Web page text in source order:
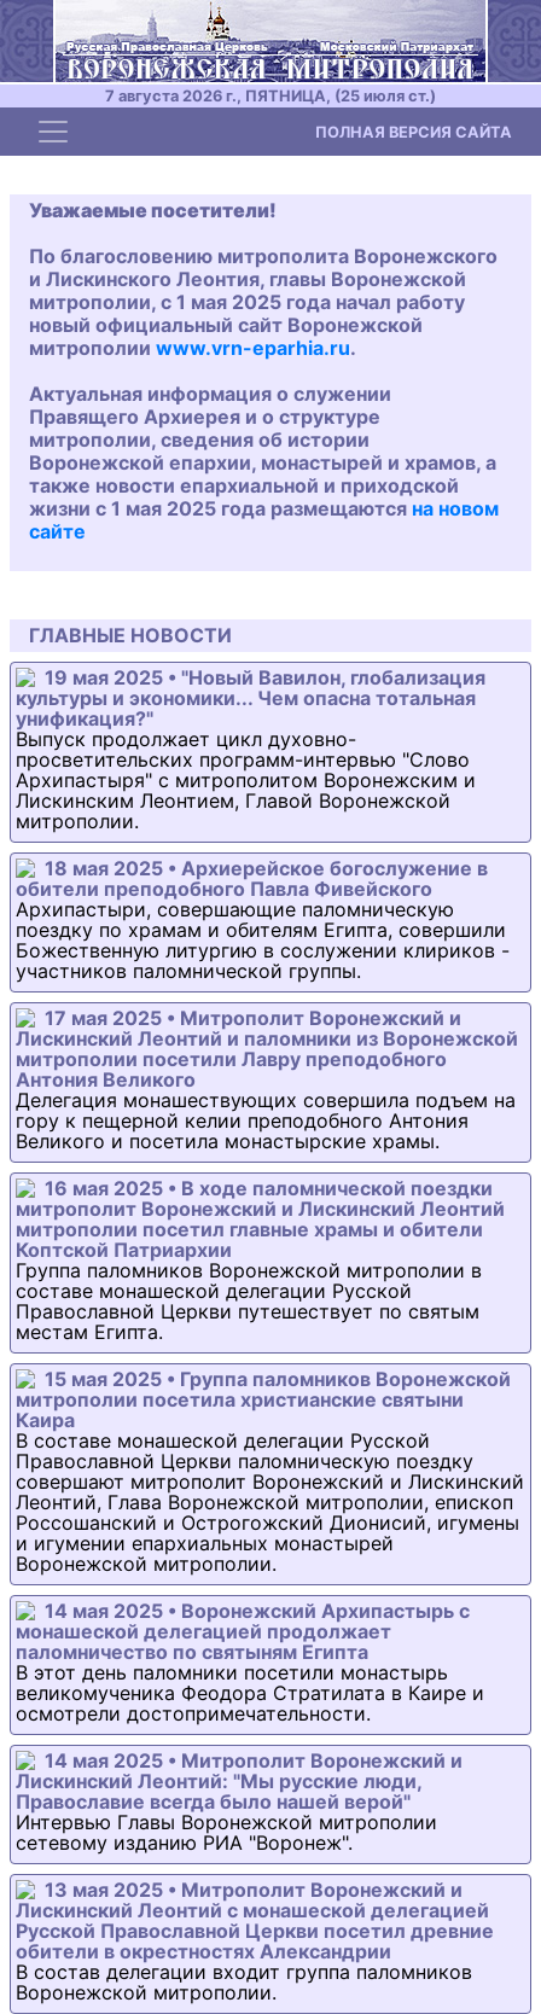
7 августа 2026 г., ПЯТНИЦА, (25 июля ст.)
Toggle navigation ПОЛНАЯ ВЕРСИЯ САЙТА
Уважаемые посетители!
По благословению митрополита Воронежского
и Лискинского Леонтия, главы Воронежской
митрополии, с 1 мая 2025 года начал работу
новый официальный сайт Воронежской
митрополии www.vrn-eparhia.ru.
Актуальная информация о служении
Правящего Архиерея и о структуре
митрополии, сведения об истории
Воронежской епархии, монастырей и храмов, а
также новости епархиальной и приходской
жизни с 1 мая 2025 года размещаются на новом
сайте
ГЛАВНЫЕ НОВОСТИ
19 мая 2025 • "Новый Вавилон, глобализация
культуры и экономики... Чем опасна тотальная
унификация?"
Выпуск продолжает цикл духовно-
просветительских программ-интервью "Слово
Архипастыря" с митрополитом Воронежским и
Лискинским Леонтием, Главой Воронежской
митрополии.
18 мая 2025 • Архиерейское богослужение в
обители преподобного Павла Фивейского
Архипастыри, совершающие паломническую
поездку по храмам и обителям Египта, совершили
Божественную литургию в сослужении клириков -
участников паломнической группы.
17 мая 2025 • Митрополит Воронежский и
Лискинский Леонтий и паломники из Воронежской
митрополии посетили Лавру преподобного
Антония Великого
Делегация монашествующих совершила подъем на
гору к пещерной келии преподобного Антония
Великого и посетила монастырские храмы.
16 мая 2025 • В ходе паломнической поездки
митрополит Воронежский и Лискинский Леонтий
митрополии посетил главные храмы и обители
Коптской Патриархии
Группа паломников Воронежской митрополии в
составе монашеской делегации Русской
Православной Церкви путешествует по святым
местам Египта.
15 мая 2025 • Группа паломников Воронежской
митрополии посетила христианские святыни
Каира
В составе монашеской делегации Русской
Православной Церкви паломническую поездку
совершают митрополит Воронежский и Лискинский
Леонтий, Глава Воронежской митрополии, епископ
Россошанский и Острогожский Дионисий, игумены
и игумении епархиальных монастырей
Воронежской митрополии.
14 мая 2025 • Воронежский Архипастырь с
монашеской делегацией продолжает
паломничество по святыням Египта
В этот день паломники посетили монастырь
великомученика Феодора Стратилата в Каире и
осмотрели достопримечательности.
14 мая 2025 • Митрополит Воронежский и
Лискинский Леонтий: "Мы русские люди,
Православие всегда было нашей верой"
Интервью Главы Воронежской митрополии
сетевому изданию РИА "Воронеж".
13 мая 2025 • Митрополит Воронежский и
Лискинский Леонтий с монашеской делегацией
Русской Православной Церкви посетил древние
обители в окрестностях Александрии
В состав делегации входит группа паломников
Воронежской митрополии.